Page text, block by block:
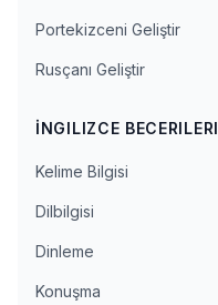
Portekizceni Geliştir
Rusçanı Geliştir
İNGILIZCE BECERILERI
Kelime Bilgisi
Dilbilgisi
Dinleme
Konuşma